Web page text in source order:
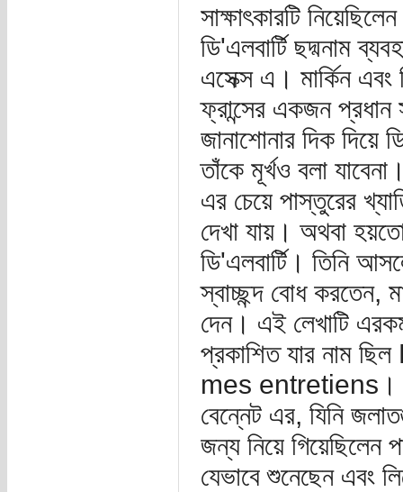
সাক্ষাৎকারটি
ডি'এলবার্টি ছদ্মনাম
এসেক্স এ। মার্কিন এবং
ফ্রান্সের একজন প্রধান
জানাশোনার দিক দিয়ে
তাঁকে মূর্খও বলা
এর চেয়ে পাস্তুরের
দেখা যায়। অথবা
ডি'এলবার্টি। তিনি
স্বাচ্ছন্দ বোধ করতেন,
দেন। এই লেখাটি
প্রকাশিত যার নাম
mes entretiens।
বেন্নেট এর, যিনি
জন্য নিয়ে গিয়েছিলেন
যেভাবে শুনেছেন এবং